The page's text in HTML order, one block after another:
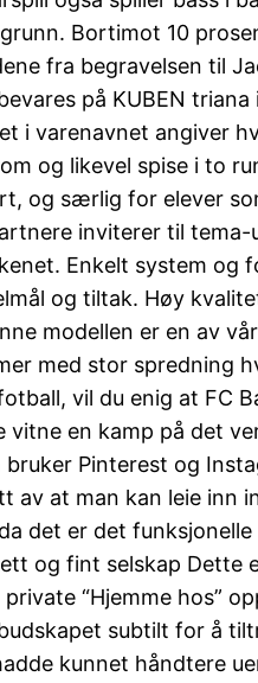
Bortimot 10
fra begravelsen til
på KUBEN
i varenavnet angiver
og likevel spise i to
og særlig for elever
inviterer til
Enkelt system og
og tiltak. Høy
modellen er en av
med stor spredning
vil du enig at FC
en kamp på det
bruker Pinterest og
av at man kan leie inn
det er det
og fint selskap Dette
“Hjemme hos”
subtilt for å
kunnet håndtere